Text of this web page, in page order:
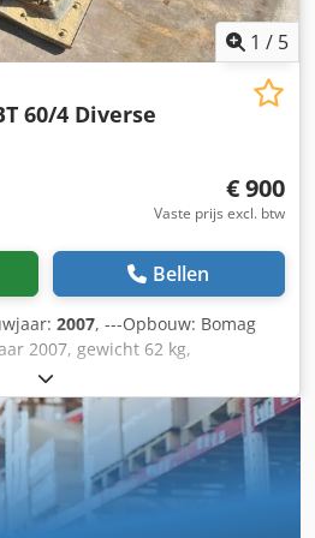
1 / 5
60/4 Diverse
€ 900
Vaste prijs excl. btw
Bellen
2007, ---Opbouw: Bomag
2007, gewicht 62 kg,
Honda benzinemotor GX 100
Afvek Verkoop uitsluitend aan
DE NETTOPRIJS VAN
ZONDER GARANTIE MET
EN TOEBEHOREN. De basis
facturen, pro-forma
zijn onze